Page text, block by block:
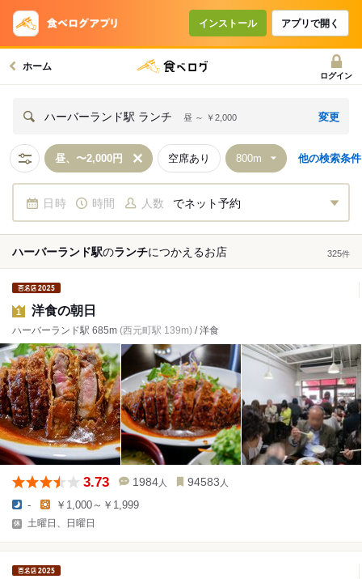
インストール アプリで開く
ホーム
ログイン
ハーバーランド駅 ランチ 昼 ～ ￥2,000 変更
昼、〜2,000円 空席あり 他の検索条件
日時 時間 人数 でネット予約
ハーバーランド駅のランチにつかえるお店 325件
1 洋食の朝日
ハーバーランド駅 685m (西元町駅 139m) / 洋食
3.73 1984 人 94583 人
- ￥1,000～￥1,999
土曜日、日曜日